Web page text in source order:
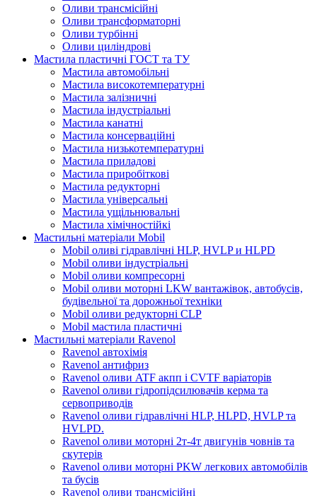
Оливи трансмісійні
Оливи трансформаторні
Оливи турбінні
Оливи циліндрові
Мастила пластичні ГОСТ та ТУ
Мастила автомобільні
Мастила високотемпературні
Мастила залізничні
Мастила індустріальні
Мастила канатні
Мастила консерваційні
Мастила низькотемпературні
Мастила приладові
Мастила приробіткові
Мастила редукторні
Мастила універсальні
Мастила ущільнювальні
Мастила хімічностійкі
Мастильні матеріали Mobil
Mobil оливі гідравлічні HLP, HVLP и HLPD
Mobil оливи індустріальні
Mobil оливи компресорні
Mobil оливи моторні LKW вантажівок, автобусів,
будівельної та дорожньої техніки
Mobil оливи редукторні CLP
Mobil мастила пластичні
Мастильні матеріали Ravenol
Ravenol автохімія
Ravenol антифриз
Ravenol оливи ATF акпп і CVTF варіаторів
Ravenol оливи гідропідсилювачів керма та
сервоприводів
Ravenol оливи гідравлічні HLP, HLPD, HVLP та
HVLPD.
Ravenol оливи моторні 2т-4т двигунів човнів та
скутерів
Ravenol оливи моторні PKW легкових автомобілів
та бусів
Ravenol оливи трансмісійні